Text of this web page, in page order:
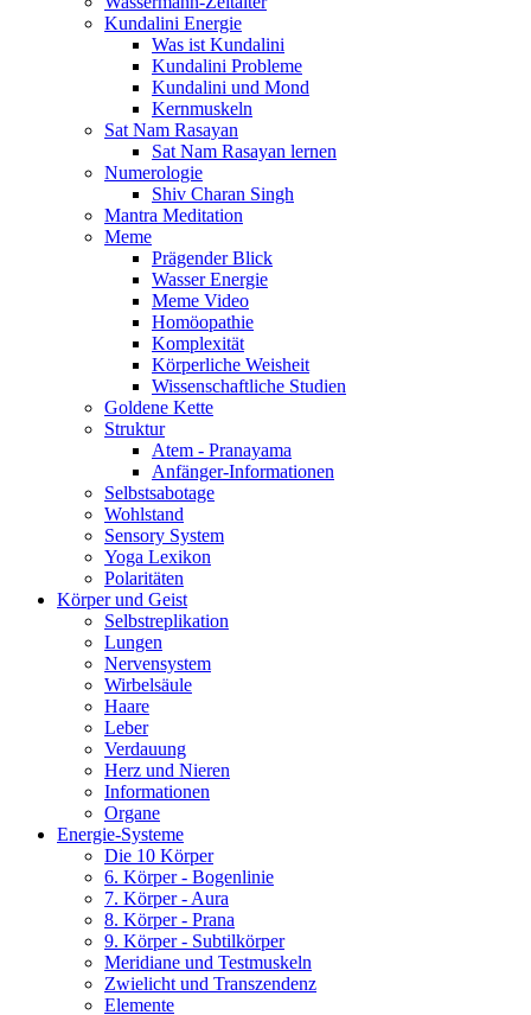
Kundalini Energie
Was ist Kundalini
Kundalini Probleme
Kundalini und Mond
Kernmuskeln
Sat Nam Rasayan
Sat Nam Rasayan lernen
Numerologie
Shiv Charan Singh
Mantra Meditation
Meme
Prägender Blick
Wasser Energie
Meme Video
Homöopathie
Komplexität
Körperliche Weisheit
Wissenschaftliche Studien
Goldene Kette
Struktur
Atem - Pranayama
Anfänger-Informationen
Selbstsabotage
Wohlstand
Sensory System
Yoga Lexikon
Polaritäten
Körper und Geist
Selbstreplikation
Lungen
Nervensystem
Wirbelsäule
Haare
Leber
Verdauung
Herz und Nieren
Informationen
Organe
Energie-Systeme
Die 10 Körper
6. Körper - Bogenlinie
7. Körper - Aura
8. Körper - Prana
9. Körper - Subtilkörper
Meridiane und Testmuskeln
Zwielicht und Transzendenz
Elemente